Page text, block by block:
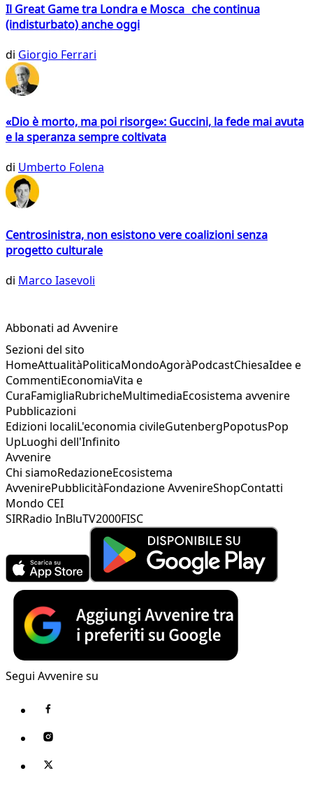
Il Great Game tra Londra e Mosca che continua
(indisturbato) anche oggi
di Giorgio Ferrari
«Dio è morto, ma poi risorge»: Guccini, la fede mai avuta
e la speranza sempre coltivata
di Umberto Folena
Centrosinistra, non esistono vere coalizioni senza
progetto culturale
di Marco Iasevoli
Abbonati ad Avvenire
Sezioni del sito
HomeAttualitàPoliticaMondoAgoràPodcastChiesaIdee e
CommentiEconomiaVita e
CuraFamigliaRubricheMultimediaEcosistema avvenire
Pubblicazioni
Edizioni localiL'economia civileGutenbergPopotusPop
UpLuoghi dell'Infinito
Avvenire
Chi siamoRedazioneEcosistema
AvvenirePubblicitàFondazione AvvenireShopContatti
Mondo CEI
SIRRadio InBluTV2000FISC
Segui Avvenire su